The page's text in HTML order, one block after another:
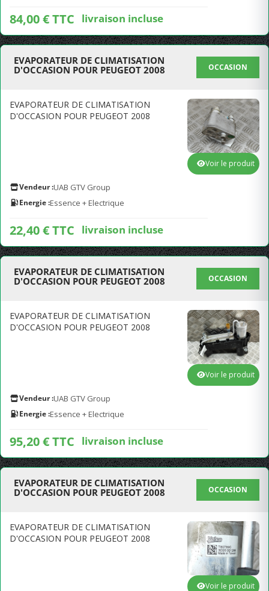
84,00 € TTC livraison incluse
EVAPORATEUR DE CLIMATISATION
D'OCCASION POUR PEUGEOT 2008
OCCASION
EVAPORATEUR DE CLIMATISATION
D'OCCASION POUR PEUGEOT 2008
Vendeur :UAB GTV Group
Energie :Essence + Electrique
22,40 € TTC livraison incluse
Voir le produit
EVAPORATEUR DE CLIMATISATION
D'OCCASION POUR PEUGEOT 2008
OCCASION
EVAPORATEUR DE CLIMATISATION
D'OCCASION POUR PEUGEOT 2008
Vendeur :UAB GTV Group
Energie :Essence + Electrique
95,20 € TTC livraison incluse
Voir le produit
EVAPORATEUR DE CLIMATISATION
D'OCCASION POUR PEUGEOT 2008
OCCASION
EVAPORATEUR DE CLIMATISATION
D'OCCASION POUR PEUGEOT 2008
Voir le produit